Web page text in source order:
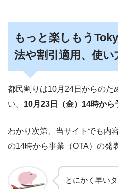
もっと楽しもう
法や割引適用、使
都民割りは10月24日からのた
い。 10月23日（金）14時から
わかり次第、当サイトでも内
の14時から事業（OTA）の発
とにかく早い